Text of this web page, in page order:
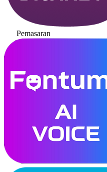
Pemasaran